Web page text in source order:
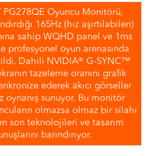
PG278QE Oyuncu Monitörü,
165Hz (hız aşırtılabilen)
sahip WQHD panel ve 1ms
profesyonel oyun arenasında
Dahili NVIDIA® G-SYNC™
tazeleme oranını grafik
ederek akıcı görseller
oynanış sunuyor. Bu monitör
olmazsa olmaz bir silahı
son teknolojileri ve tasarım
barındırıyor.